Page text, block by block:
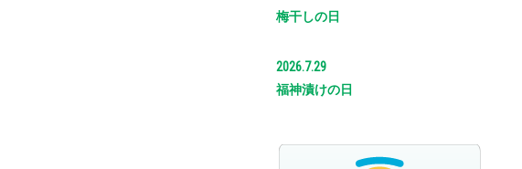
梅干しの日
2026.7.29
福神漬けの日